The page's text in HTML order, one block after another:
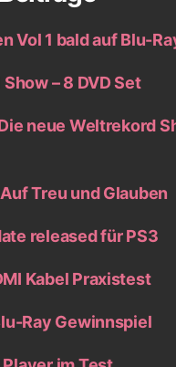
Vol 1 bald auf Blu-
– 8 DVD Set
neue Weltrekord
Treu und Glauben
released für PS3
Kabel Praxistest
Ray Gewinnspiel